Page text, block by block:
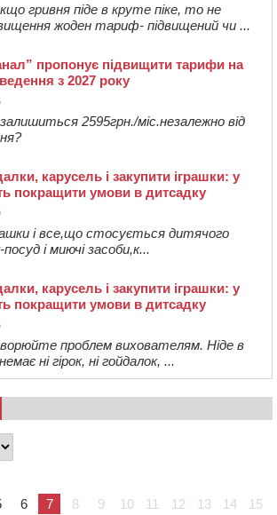
гривня піде в круте піке, то не
жоден тариф- підвищений чи ...
пропонує підвищити тарифи на
з 2027 року
2595грн./міс.незалежно від
карусель і закупити іграшки: у
покращити умови в дитсадку
і все,що стосується дитячого
і миючі засоби,к...
карусель і закупити іграшки: у
покращити умови в дитсадку
проблем вихователям. Ніде в
ні гірок, ні гойдалок, ...
6 7 8 9 10 11 12 13 14
15